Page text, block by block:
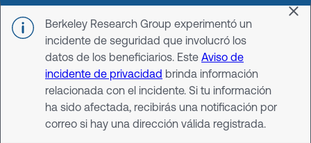
Skip to main content
Berkeley Research Group experimentó un
incidente de seguridad que involucró los
datos de los beneficiarios. Este Aviso de
incidente de privacidad brinda información
relacionada con el incidente. Si tu información
ha sido afectada, recibirás una notificación por
correo si hay una dirección válida registrada.